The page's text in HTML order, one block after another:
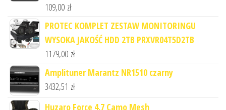
109,00 zł
PROTEC KOMPLET ZESTAW MONITORINGU
WYSOKA JAKOŚĆ HDD 2TB PRXVR04T5D2TB
1179,00 zł
Amplituner Marantz NR1510 czarny
3432,51 zł
Huzaro Force 4.7 Camo Mesh